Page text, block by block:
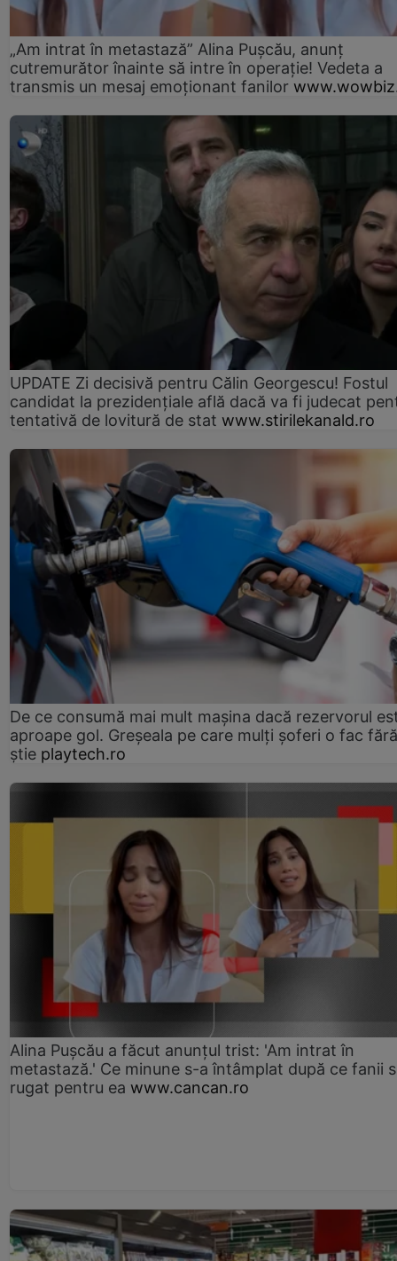
„Am intrat în metastază” Alina Pușcău, anunț
cutremurător înainte să intre în operație! Vedeta a
transmis un mesaj emoționant fanilor
UPDATE Zi decisivă pentru Călin Georgescu! Fostul
candidat la prezidențiale află dacă va fi judecat
tentativă de lovitură de stat www.stirilekanald.ro
De ce consumă mai mult mașina dacă rezervorul
aproape gol. Greșeala pe care mulți șoferi o fac
știe playtech.ro
Alina Pușcău a făcut anunțul trist: 'Am intrat în
metastază.' Ce minune s-a întâmplat după ce fanii
rugat pentru ea www.cancan.ro